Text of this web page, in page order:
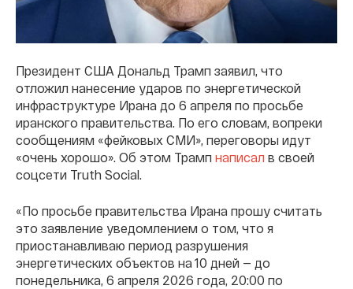
Президент США Дональд Трамп заявил, что
отложил нанесение ударов по энергетической
инфраструктуре Ирана до 6 апреля по просьбе
иранского правительства. По его словам, вопреки
сообщениям «фейковых СМИ», переговоры идут
«очень хорошо». Об этом Трамп написал в своей
соцсети Truth Social.
«По просьбе правительства Ирана прошу считать
это заявление уведомлением о том, что я
приостанавливаю период разрушения
энергетических объектов на 10 дней — до
понедельника, 6 апреля 2026 года, 20:00 по